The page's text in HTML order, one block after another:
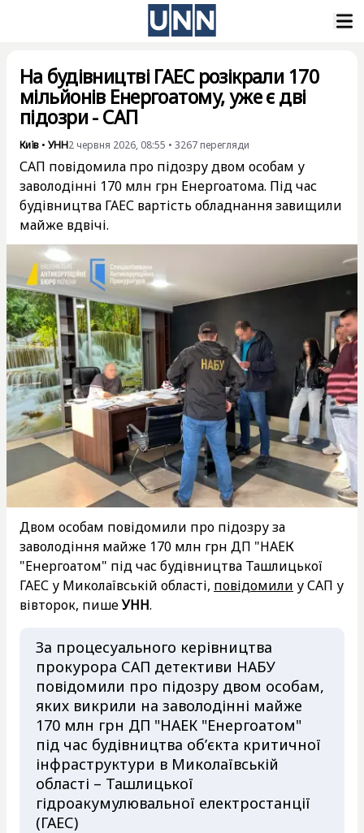
На будівництві ГАЕС розікрали 170
мільйонів Енергоатому, уже є дві
підозри - САП
Київ • УНН2 червня 2026, 08:55 • 3267 перегляди
САП повідомила про підозру двом особам у
заволодінні 170 млн грн Енергоатома. Під час
будівництва ГАЕС вартість обладнання завищили
майже вдвічі.
Двом особам повідомили про підозру за
заволодіння майже 170 млн грн ДП "НАЕК
"Енергоатом" під час будівництва Ташлицької
ГАЕС у Миколаївській області, повідомили у САП у
вівторок, пишеУНН.
За процесуального керівництва
прокурора САП детективи НАБУ
повідомили про підозру двом особам,
яких викрили на заволодінні майже
170 млн грн ДП "НАЕК "Енергоатом"
під час будівництва об’єкта критичної
інфраструктури в Миколаївській
області – Ташлицької
гідроакумулювальної електростанції
(ГАЕС)